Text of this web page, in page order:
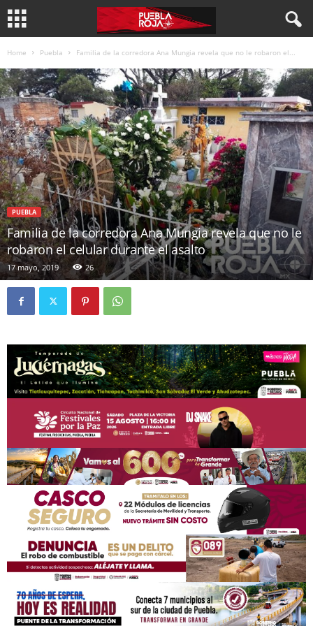
Home Puebla Familia de la corredora Ana Mungia revela que no le robaron el...
PUEBLA
Familia de la corredora Ana Mungia revela que no le
robaron el celular durante el asalto
17 mayo, 2019 26